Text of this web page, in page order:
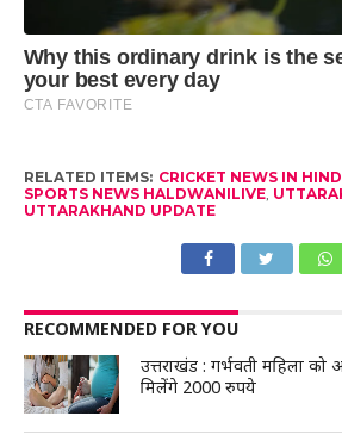
RELATED ITEMS: CRICKET NEWS IN
SPORTS NEWS HALDWANILIVE,
UTTARAKHAND UPDATE
RECOMMENDED FOR YOU
उत्तराखंड : गर्भवती महिला को
मिलेंगे 2000 रुपये